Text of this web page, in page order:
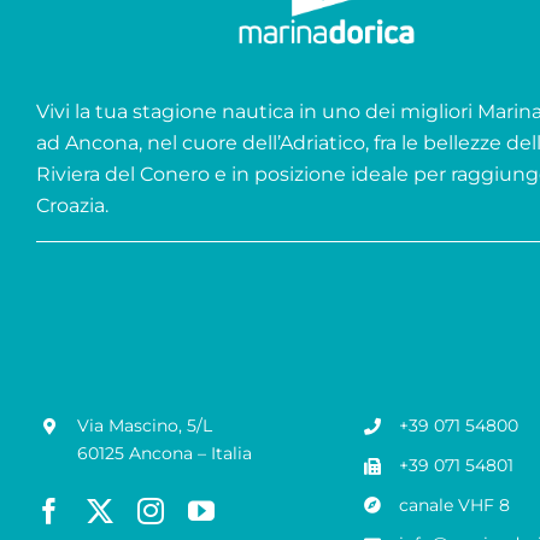
Vivi la tua stagione nautica in uno dei migliori Marina
ad Ancona, nel cuore dell’Adriatico, fra le bellezze
Riviera del Conero e in posizione ideale per
Croazia.
Via Mascino, 5/L
60125 Ancona – Italia
+39 071 54800
+39 071 54801
canale VHF 8